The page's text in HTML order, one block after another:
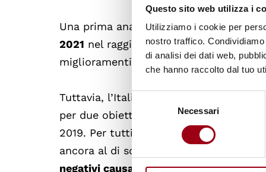
Questo sito web utilizza i
Utilizziamo i cookie per
nostro traffico.
di analisi dei dati web,
che hanno raccolto dal tuo
Selezione
del
Necessari
Una prima analisi riporta i
2021 nel raggiungimento degli SDGs.
miglioramenti per otto obiettivi e un
Tuttavia, l’Italia, rispetto alla
per due obiettivi (Goal 7 e 8), mentre
2019. Per tutti i restanti SDGs (Goal 1,
ancora al di sotto di quello del 2019, a
negativi causati dalla crisi pandemica.